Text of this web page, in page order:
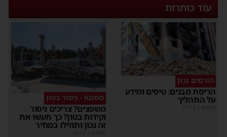
עוד כותרות
הורסים נכון
הריסת מבנים: טיפים ומידע
על התהליך
מקודם
סמנטו - ניסור בטון
משפצים? צריכים ניסור
וקידוח בטון? כך תעשו את
זה נכון ותוזילו במחיר
מקודם